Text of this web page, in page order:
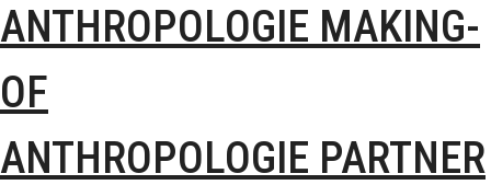
ANTHROPOLOGIE MAKING-
OF
ANTHROPOLOGIE PARTNER